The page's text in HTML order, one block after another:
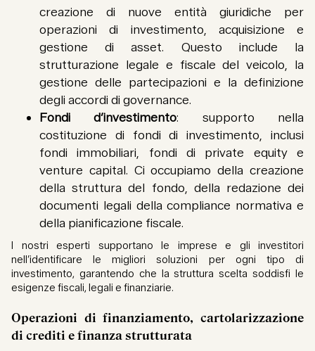
creazione di nuove entità giuridiche per
operazioni di investimento, acquisizione e
gestione di asset. Questo include la
strutturazione legale e fiscale del veicolo, la
gestione delle partecipazioni e la definizione
degli accordi di governance.
Fondi d’investimento: supporto nella
costituzione di fondi di investimento, inclusi
fondi immobiliari, fondi di private equity e
venture capital. Ci occupiamo della creazione
della struttura del fondo, della redazione dei
documenti legali della compliance normativa e
della pianificazione fiscale.
I nostri esperti supportano le imprese e gli investitori
nell’identificare le migliori soluzioni per ogni tipo di
investimento, garantendo che la struttura scelta soddisfi le
esigenze fiscali, legali e finanziarie.
Operazioni di finanziamento, cartolarizzazione
di crediti e finanza strutturata